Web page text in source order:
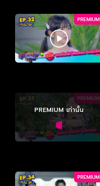
PREMIUM
PREMIUM
PREMIUM เท่านั้น
PREMIUM